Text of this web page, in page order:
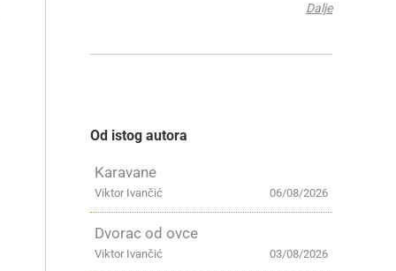
Dalje
Od istog autora
Karavane
06/08/2026
Viktor Ivančić
Dvorac od ovce
03/08/2026
Viktor Ivančić